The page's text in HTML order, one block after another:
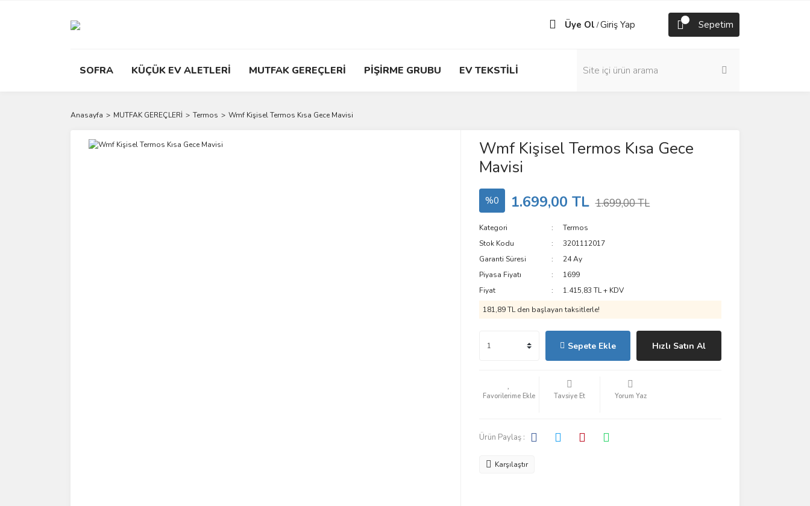
Üye Ol /Giriş Yap Sepetim
SOFRA KÜÇÜK EV ALETLERİ MUTFAK GEREÇLERİ PİŞİRME GRUBU EV TEKSTİLİ
Anasayfa MUTFAK GEREÇLERİ Termos Wmf Kişisel Termos Kısa Gece Mavisi
Wmf Kişisel Termos Kısa Gece
Mavisi
%0 1.699,00 TL 1.699,00 TL
Kategori
Termos
Stok Kodu
3201112017
Garanti Süresi
24 Ay
Piyasa Fiyatı
1699
Fiyat
1.415,83 TL + KDV
181,89 TL den başlayan taksitlerle!
Sepete Ekle Hızlı Satın Al
Tavsiye Et Yorum Yaz
Ürün Paylaş :
Karşılaştır